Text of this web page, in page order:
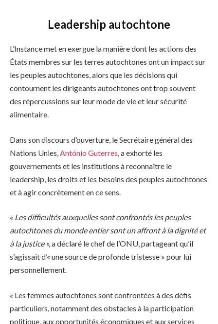
Leadership autochtone
L’Instance met en exergue la manière dont les actions des
États membres sur les terres autochtones ont un impact sur
les peuples autochtones, alors que les décisions qui
contournent les dirigeants autochtones ont trop souvent
des répercussions sur leur mode de vie et leur sécurité
alimentaire.
Dans son discours d’ouverture, le Secrétaire général des
Nations Unies, António Guterres , a exhorté les
gouvernements et les institutions à reconnaître le
leadership, les droits et les besoins des peuples autochtones
et à agir concrètement en ce sens.
« Les difficultés auxquelles sont confrontés les peuples
autochtones du monde entier sont un affront à la dignité et
à la justice »,a déclaré le chef de l’ONU, partageant qu’il
s’agissait d’« une source de profonde tristesse » pour lui
personnellement.
« Les femmes autochtones sont confrontées à des défis
particuliers, notamment des obstacles à la participation
politique, aux opportunités économiques et aux services